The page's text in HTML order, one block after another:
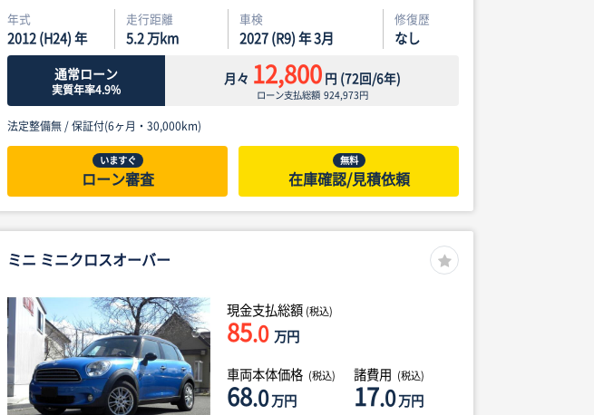
年式
2012 (H24) 年
走行距離
5.2万km
車検
2027 (R9) 年 3月
修復歴
なし
通常ローン
実質年率4.9%
月々 12,800円 (72回/6年)
ローン支払総額 924,973円
法定整備無 /保証付(6ヶ月・30,000km)
いますぐ
ローン審査
無料
在庫確認/見積依頼
ミニ ミニクロスオーバー
現金支払総額 (税込)
85.0 万円
車両本体価格 (税込)
68.0万円
諸費用 (税込)
17.0万円